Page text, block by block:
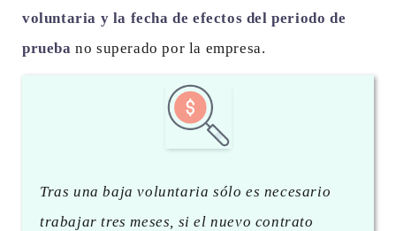
voluntaria y la fecha de efectos del periodo de
prueba no superado por la empresa.
Tras una baja voluntaria sólo es necesario
trabajar tres meses, si el nuevo contrato